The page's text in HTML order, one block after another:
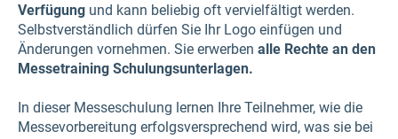
Verfügung und kann beliebig oft vervielfältigt werden.
Selbstverständlich dürfen Sie Ihr Logo einfügen und
Änderungen vornehmen. Sie erwerben alle Rechte an den
Messetraining Schulungsunterlagen.
In dieser Messeschulung lernen Ihre Teilnehmer, wie die
Messevorbereitung erfolgsversprechend wird, was sie bei